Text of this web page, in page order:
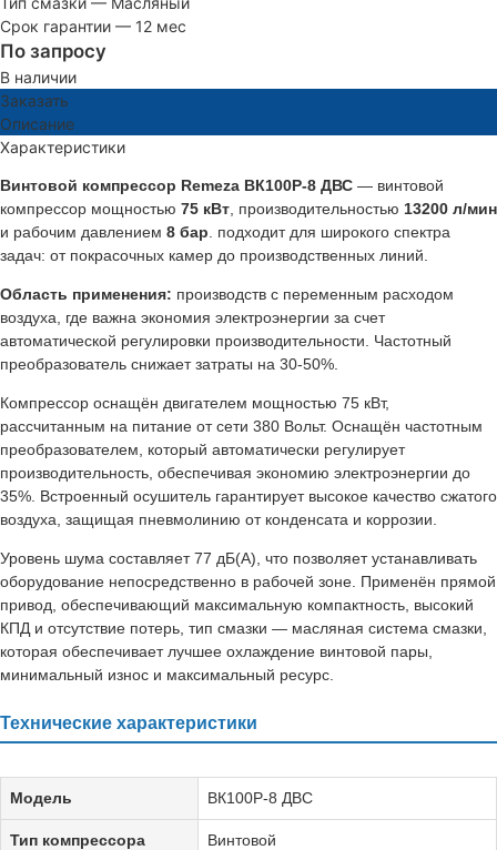
Срок гарантии — 12 мес
По запросу
В наличии
Заказать
Описание
Характеристики
Винтовой компрессор Remeza ВК100Р-8 ДВС — винтовой
компрессор мощностью 75 кВт , производительностью 13200 л/мин
и рабочим давлением 8 бар . подходит для широкого спектра
задач: от покрасочных камер до производственных линий.
Область применения: производств с переменным расходом
воздуха, где важна экономия электроэнергии за счет
автоматической регулировки производительности. Частотный
преобразователь снижает затраты на 30-50%.
Компрессор оснащён двигателем мощностью 75 кВт,
рассчитанным на питание от сети 380 Вольт. Оснащён частотным
преобразователем, который автоматически регулирует
производительность, обеспечивая экономию электроэнергии до
35%. Встроенный осушитель гарантирует высокое качество сжатого
воздуха, защищая пневмолинию от конденсата и коррозии.
Уровень шума составляет 77 дБ(А), что позволяет устанавливать
оборудование непосредственно в рабочей зоне. Применён прямой
привод, обеспечивающий максимальную компактность, высокий
КПД и отсутствие потерь, тип смазки — масляная система смазки,
которая обеспечивает лучшее охлаждение винтовой пары,
минимальный износ и максимальный ресурс.
Технические характеристики
Модель ВК100Р-8 ДВС
Тип компрессора Винтовой